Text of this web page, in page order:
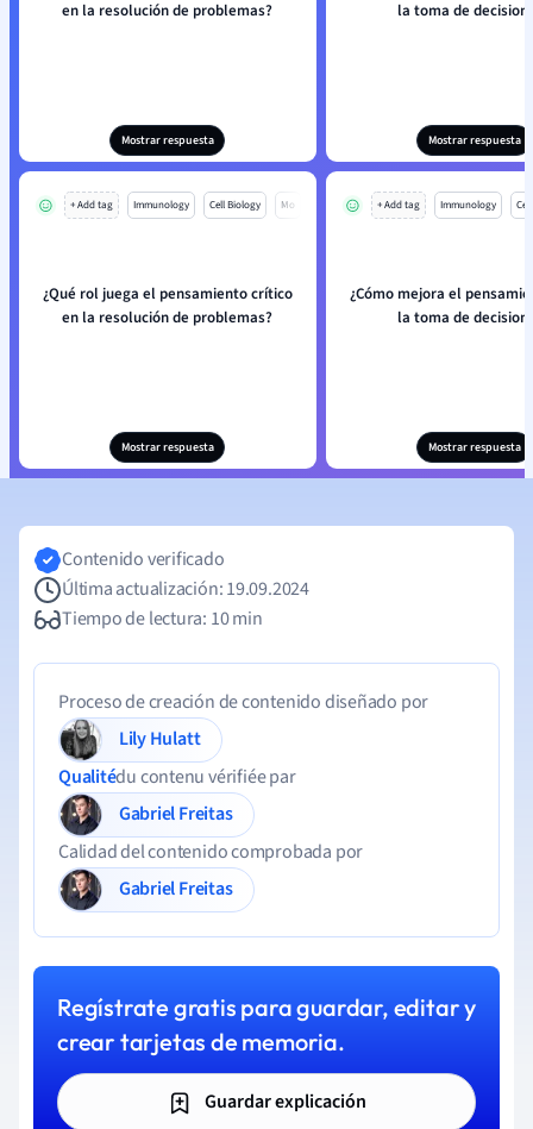
en la resolución de problemas?
Mostrar respuesta
la toma de
Mostrar respuesta
+ Add tag Immunology Cell Biology Mo
¿Qué rol juega el pensamiento crítico
en la resolución de problemas?
Mostrar respuesta
+ Add tag Immunology
¿Cómo mejora el
la toma de
Mostrar respuesta
Contenido verificado
Última actualización: 19.09.2024
Tiempo de lectura: 10 min
Proceso de creación de contenido diseñado por
Lily Hulatt
Qualitédu contenu vérifiée par
Gabriel Freitas
Calidad del contenido comprobada por
Gabriel Freitas
Regístrate gratis para guardar, editar y
crear tarjetas de memoria.
Guardar explicación